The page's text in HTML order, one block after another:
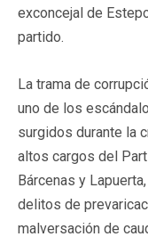
exconcejal de
partido.
La trama de
uno de los
surgidos durante la
altos cargos del
Bárcenas y
delitos de
malversación de